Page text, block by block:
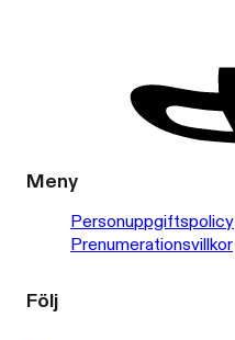
Meny
Personuppgiftspolicy
Prenumerationsvillkor
Följ